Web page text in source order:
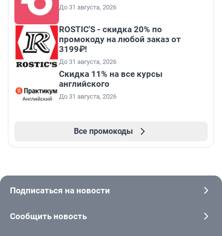
До 31 августа, 2026
ROSTIC'S - скидка 20% по
промокоду на любой заказ от
3199₽!
До 31 августа, 2026
Скидка 11% на все курсы
английского
До 31 августа, 2026
Все промокоды
Подписаться на новости
Сообщить новость